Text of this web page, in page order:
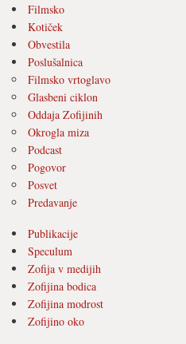
Filmsko
Kotiček
Obvestila
Poslušalnica
Filmsko vrtoglavo
Glasbeni ciklon
Oddaja Zofijinih
Okrogla miza
Podcast
Pogovor
Posvet
Predavanje
Publikacije
Speculum
Zofija v medijih
Zofijina bodica
Zofijina modrost
Zofijino oko